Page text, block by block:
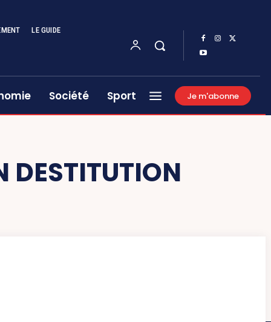
LE GUIDE
Société Sport Je m'abonne
DESTITUTION